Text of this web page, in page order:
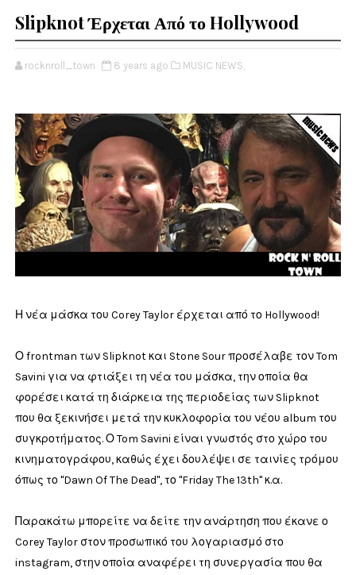
Slipknot Έρχεται Από το Hollywood
rocknroll_town 8 years ago MUSIC NEWS,
Η νέα μάσκα του Corey Taylor έρχεται από το Hollywood!
Ο frontman των Slipknot και Stone Sour προσέλαβε τον Tom
Savini για να φτιάξει τη νέα του μάσκα, την οποία θα
φορέσει κατά τη διάρκεια της περιοδείας των Slipknot
που θα ξεκινήσει μετά την κυκλοφορία του νέου album του
συγκροτήματος. Ο Tom Savini είναι γνωστός στο χώρο του
κινηματογράφου, καθώς έχει δουλέψει σε ταινίες τρόμου
όπως το "Dawn Of The Dead", το "Friday The 13th" κ.α.
Παρακάτω μπορείτε να δείτε την ανάρτηση που έκανε ο
Corey Taylor στον προσωπικό του λογαριασμό στο
instagram, στην οποία αναφέρει τη συνεργασία που θα